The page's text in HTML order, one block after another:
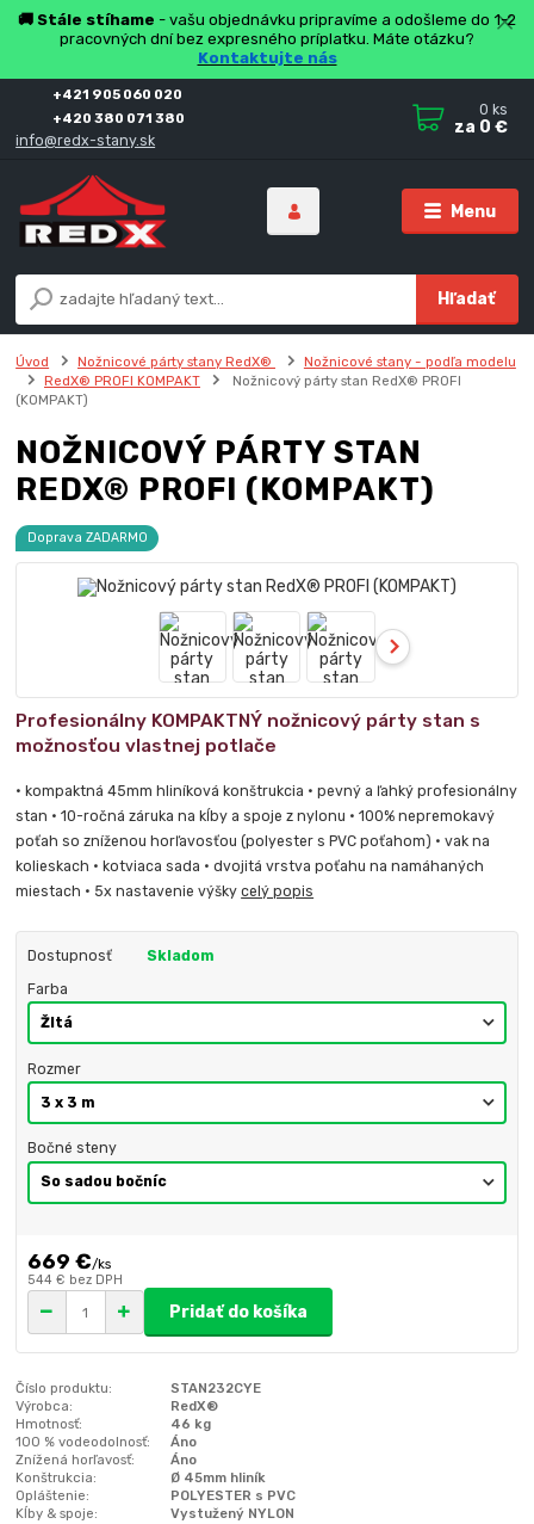
🚚 Stále stíhame - vašu objednávku pripravíme a odošleme do 1-2
pracovných dní bez expresného príplatku. Máte otázku?
Kontaktujte nás
Menu
Hľadať
+421 905 060 020
+420 380 071 380
info@redx-stany.sk
0 ks
za 0 €
Úvod Nožnicové párty stany RedX®
Nožnicové stany - podľa modelu
RedX® PROFI KOMPAKT
Nožnicový párty stan RedX® PROFI
(KOMPAKT)
NOŽNICOVÝ PÁRTY STAN
REDX® PROFI (KOMPAKT)
Doprava ZADARMO
Profesionálny KOMPAKTNÝ nožnicový párty stan s
možnosťou vlastnej potlače
• kompaktná 45mm hliníková konštrukcia • pevný a ľahký profesionálny
stan • 10-ročná záruka na kĺby a spoje z nylonu • 100% nepremokavý
poťah so zníženou horľavosťou (polyester s PVC poťahom) • vak na
kolieskach • kotviaca sada • dvojitá vrstva poťahu na namáhaných
miestach • 5x nastavenie výškycelý popis
Dostupnosť Skladom
Farba
Rozmer
Bočné steny
669 €/ks
544 € bez DPH
Pridať do košíka
Číslo produktu:
STAN232CYE
Výrobca:
RedX®
Hmotnosť:
46 kg
100 % vodeodolnosť:
Áno
Znížená horľavosť:
Áno
Konštrukcia:
Ø 45mm hliník
Opláštenie:
POLYESTER s PVC
Kĺby & spoje:
Vystužený NYLON